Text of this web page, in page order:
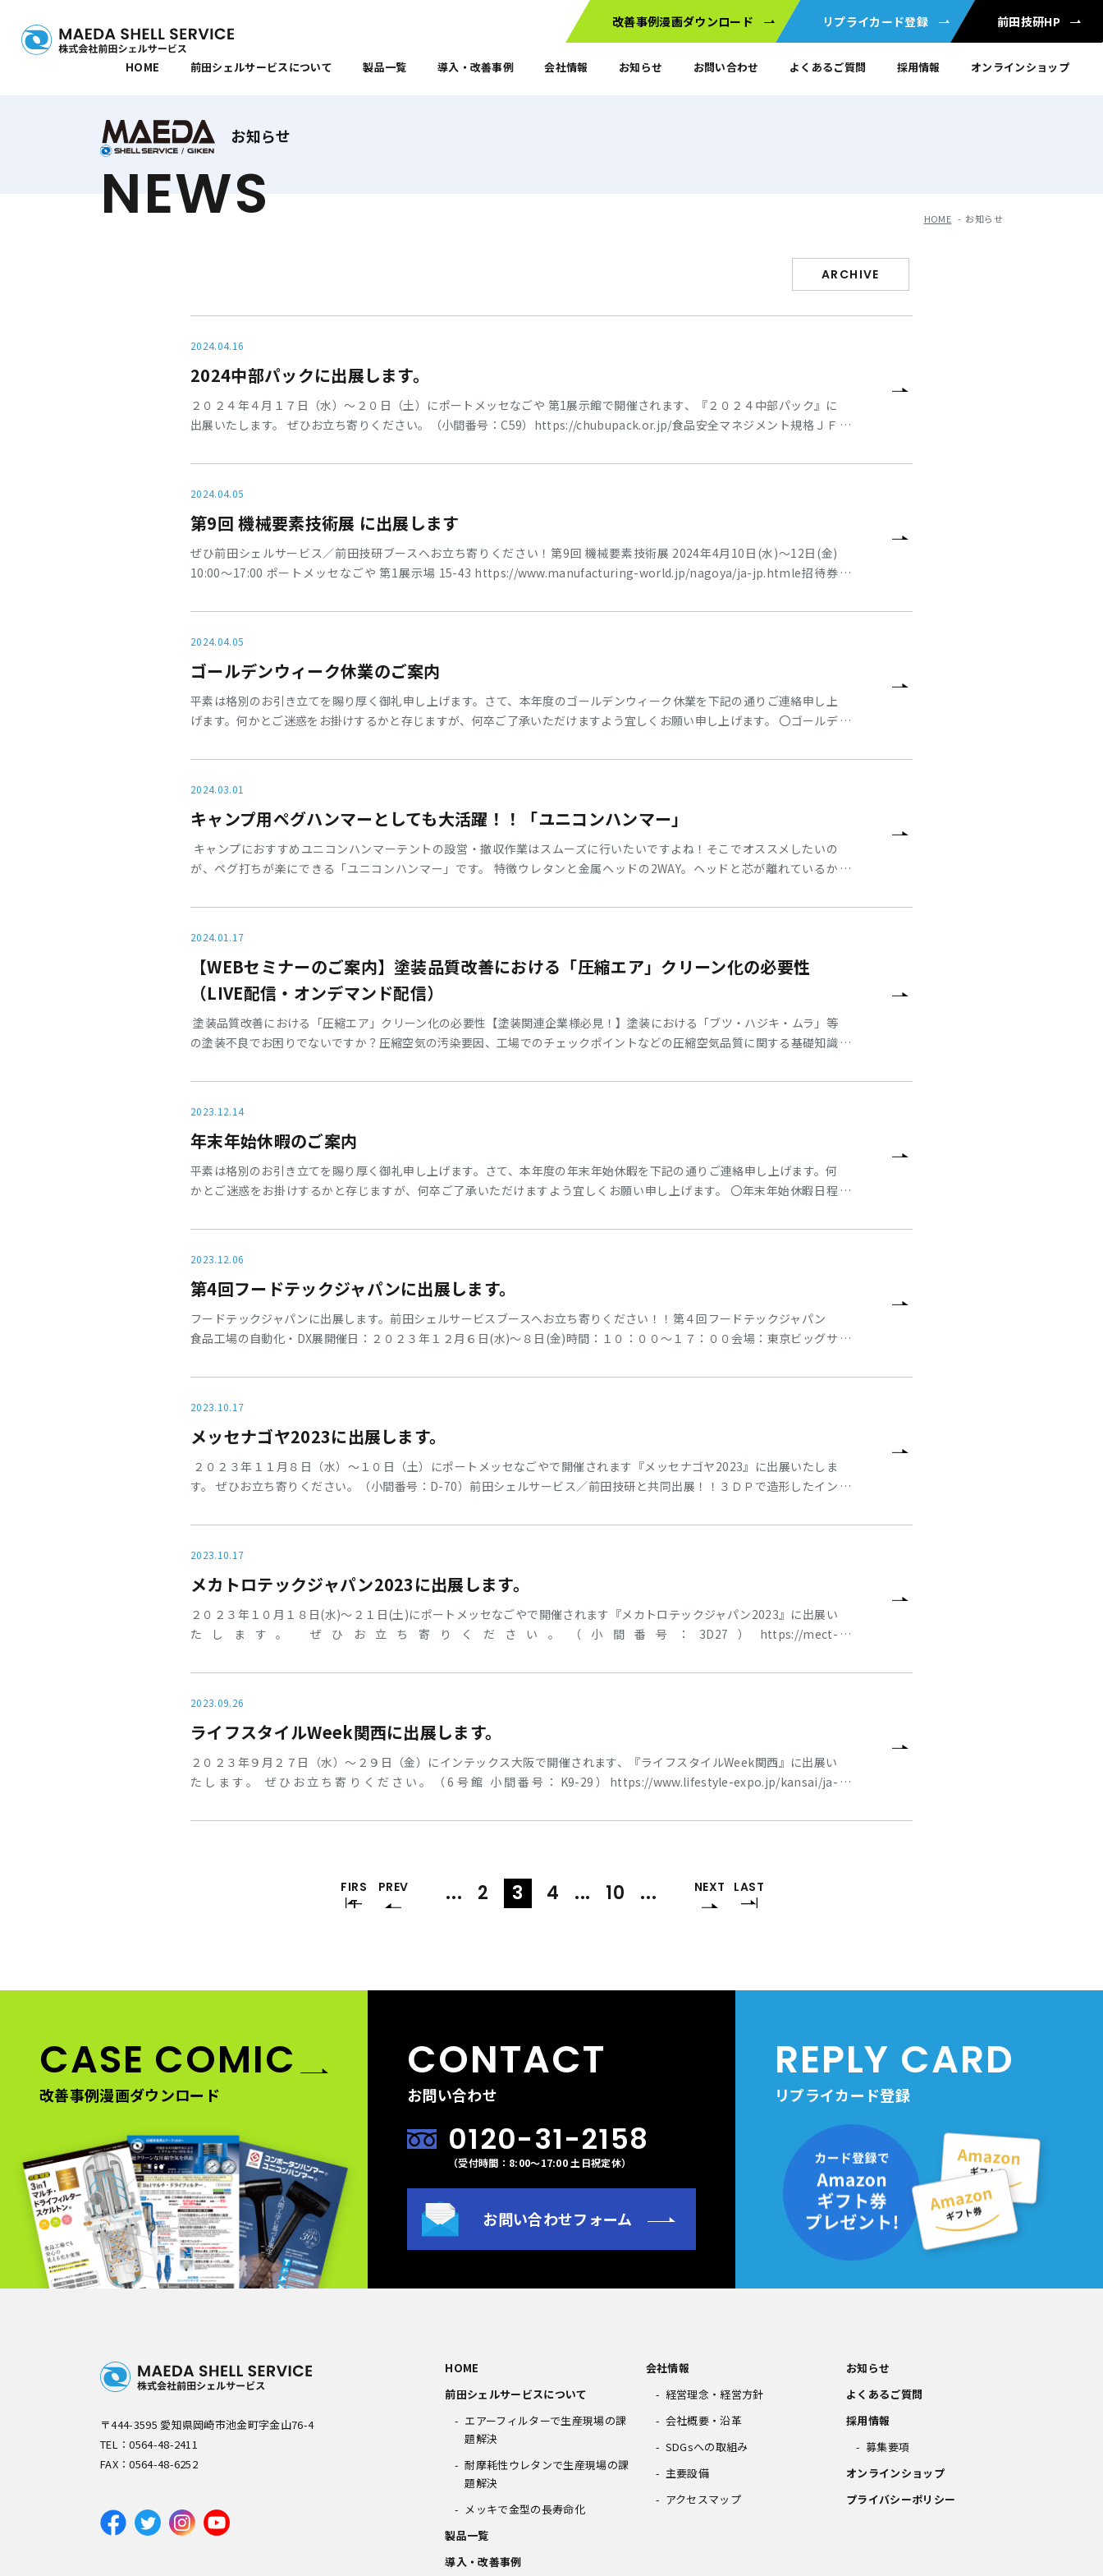
改善事例漫画ダウンロード リプライカード登録 前田技研HP
HOME 前田シェルサービスについて 製品一覧 導入・改善事例 会社情報 お知らせ お問い合わせ よくあるご質問 採用情報 オンラインショップ
お知らせ
NEWS HOME お知らせ
ARCHIVE
2024.04.16
2024中部パックに出展します。
２０２４年４月１７日（水）～２０日（土）にポートメッセなごや 第1展示館で開催されます、『２０２４中部パック』に
出展いたします。 ぜひお立ち寄りください。（小間番号：C59）https://chubupack.or.jp/食品安全マネジメント規格ＪＦ
化】に対応した食品製造工程において安心・安全にご使用いただける圧縮空気用フィルタのご紹介、デモ実演などを用いて
2024.04.05
第9回 機械要素技術展 に出展します
ぜひ前田シェルサービス／前田技研ブースへお立ち寄りください！第9回 機械要素技術展 2024年4月10日(水)～12日(金)
10:00～17:00 ポートメッセなごや 第1展示場 15-43 https://www.manufacturing-world.jp/nagoya/ja-jp.htmle招待券
グキャッチフィルター〇漏洩補修材リークエイド〇コンポータンハンマー〇3Dプリンター造形品
2024.04.05
ゴールデンウィーク休業のご案内
平素は格別のお引き立てを賜り厚く御礼申し上げます。さて、本年度のゴールデンウィーク休業を下記の通りご連絡申し上
げます。何かとご迷惑をお掛けするかと存じますが、何卒ご了承いただけますよう宜しくお願い申し上げます。 〇ゴールデ
→4月26日(金)出荷（2024年5月6日(月)は営業しておりますが、祝日のため出荷業務は行っておりません）2024年5月7日
2024.03.01
キャンプ用ペグハンマーとしても大活躍！！「ユニコンハンマー」
キャンプにおすすめユニコンハンマーテントの設営・撤収作業はスムーズに行いたいですよね！そこでオススメしたいの
が、ペグ打ちが楽にできる「ユニコンハンマー」です。 特徴ウレタンと金属ヘッドの2WAY。ヘッドと芯が離れているか
い。
2024.01.17
【WEBセミナーのご案内】塗装品質改善における「圧縮エア」クリーン化の必要性
（LIVE配信・オンデマンド配信）
塗装品質改善における「圧縮エア」クリーン化の必要性【塗装関連企業様必見！】塗装における「ブツ・ハジキ・ムラ」等
の塗装不良でお困りでないですか？圧縮空気の汚染要因、工場でのチェックポイントなどの圧縮空気品質に関する基礎知識
ご紹介、デモ実演、改善事例を交えながらご案内させていただきます。 ●テーマ：塗装品質改善における「圧縮空気」ク
2023.12.14
年末年始休暇のご案内
平素は格別のお引き立てを賜り厚く御礼申し上げます。さて、本年度の年末年始休暇を下記の通りご連絡申し上げます。何
かとご迷惑をお掛けするかと存じますが、何卒ご了承いただけますよう宜しくお願い申し上げます。 〇年末年始休暇日程
荷（2024年1月8日(月)は営業しておりますが、祝日のため出荷業務は行っておりません）2024年1月9日（火）より通常出
2023.12.06
第4回フードテックジャパンに出展します。
フードテックジャパンに出展します。前田シェルサービスブースへお立ち寄りください！！第４回フードテックジャパン
食品工場の自動化・DX展開催日：２０２３年１２月６日(水)～８日(金)時間：１０：００～１７：００会場：東京ビッグサ
ン圧縮空気品質モニター「AIR-MO」(エアモ)その他多数展示しております。
2023.10.17
メッセナゴヤ2023に出展します。
２０２３年１１月８日（水）～１０日（土）にポートメッセなごやで開催されます『メッセナゴヤ2023』に出展いたしま
す。 ぜひお立ち寄りください。（小間番号：D-70）前田シェルサービス／前田技研と共同出展！！３ＤＰで造形したイン
2023.10.17
メカトロテックジャパン2023に出展します。
２０２３年１０月１８日(水)～２１日(土)にポートメッセなごやで開催されます『メカトロテックジャパン2023』に出展い
たします。 ぜひお立ち寄りください。（小間番号：3D27）https://mect-
して、コンプレッサーエアーの水・油・オイルミストなどのお困りごとを解決に貢献する製品、サービスをご紹介します。
2023.09.26
ライフスタイルWeek関西に出展します。
２０２３年９月２７日（水）～２９日（金）にインテックス大阪で開催されます、『ライフスタイルWeek関西』に出展い
たします。 ぜひお立ち寄りください。（6号館 小間番号：K9-29）https://www.lifestyle-expo.jp/kansai/ja-
FIRS
T
PREV ... 2 3 4 ... 10 ... NEXT LAST
CASE COMIC
改善事例漫画ダウンロード
CONTACT
お問い合わせ
0120-31-2158
（受付時間：8:00〜17:00 土日祝定休）
お問い合わせフォーム
REPLY CARD
リプライカード登録
〒444-3595 愛知県岡崎市池金町字金山76-4
TEL：0564-48-2411
FAX：0564-48-6252
HOME
前田シェルサービスについて
エアーフィルターで生産現場の課
題解決
耐摩耗性ウレタンで生産現場の課
題解決
メッキで金型の長寿命化
製品一覧
導入・改善事例
会社情報
経営理念・経営方針
会社概要・沿革
SDGsへの取組み
主要設備
アクセスマップ
お知らせ
よくあるご質問
採用情報
募集要項
オンラインショップ
プライバシーポリシー